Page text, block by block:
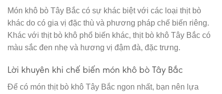
Món khô bò Tây Bắc có sự khác biệt với các loại thịt bò
khác do có gia vị đặc thù và phương pháp chế biến riêng.
Khác với thịt bò khô phổ biến khác, thịt bò khô Tây Bắc có
màu sắc đen nhẹ và hương vị đậm đà, đặc trưng.
Lời khuyên khi chế biến món khô bò Tây Bắc
Để có món thịt bò khô Tây Bắc ngon nhất, bạn nên lựa